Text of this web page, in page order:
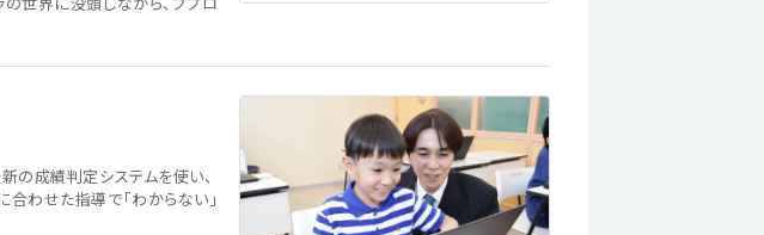
の成績判定システムを使い、
わせた指導で「わからない」